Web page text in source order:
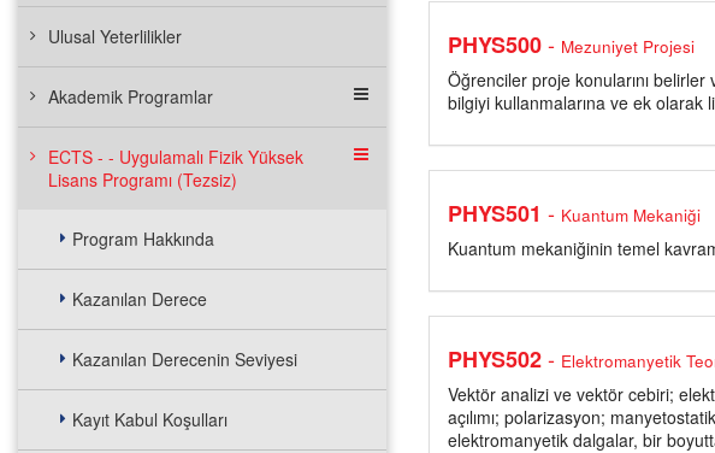
Ulusal Yeterlilikler
Akademik Programlar
ECTS - - Uygulamalı Fizik Yüksek
Lisans Programı (Tezsiz)
Program Hakkında
Kazanılan Derece
Kazanılan Derecenin Seviyesi
Kayıt Kabul Koşulları
PHYS500- Mezuniyet Projesi
Öğrenciler proje konularını
bilgiyi kullanmalarına ve ek olarak
PHYS501 - Kuantum Mekaniği
Kuantum mekaniğinin temel
PHYS502- Elektromanyetik
Vektör analizi ve vektör cebiri;
açılımı; polarizasyon;
elektromanyetik dalgalar, bir